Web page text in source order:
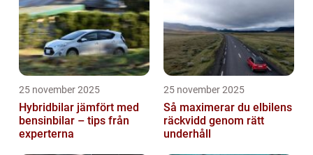
25 november 2025
Hybridbilar jämfört med
bensinbilar – tips från
experterna
25 november 2025
Så maximerar du elbilens
räckvidd genom rätt
underhåll